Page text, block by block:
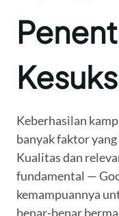
Keberhasilan
banyak faktor
Kualitas dan
fundamental —
kemampuannya
benar-benar